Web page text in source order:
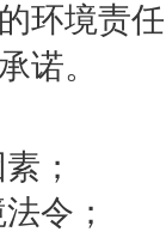
环境责
诺。
；
令；